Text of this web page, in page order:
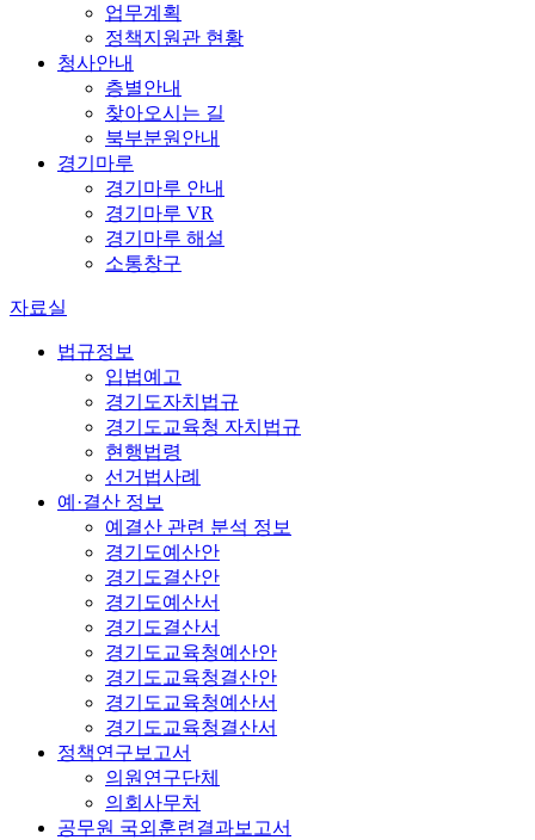
업무계획
정책지원관 현황
청사안내
층별안내
찾아오시는 길
북부분원안내
경기마루
경기마루 안내
경기마루 VR
경기마루 해설
소통창구
자료실
법규정보
입법예고
경기도자치법규
경기도교육청 자치법규
현행법령
선거법사례
예·결산 정보
예결산 관련 분석 정보
경기도예산안
경기도결산안
경기도예산서
경기도결산서
경기도교육청예산안
경기도교육청결산안
경기도교육청예산서
경기도교육청결산서
정책연구보고서
의원연구단체
의회사무처
공무원 국외훈련결과보고서